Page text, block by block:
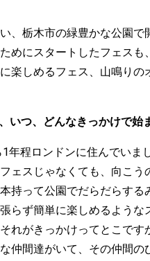
、栃木市の緑豊かな公園
めにスタートしたフェスも
楽しめるフェス、山鳴り
いつ、どんなきっかけで始
年程ロンドンに住んでいま
ェスじゃなくても、向こ
持って公園でだらだらす
らず簡単に楽しめるよう
れがきっかけってとこで
仲間達がいて、その仲間